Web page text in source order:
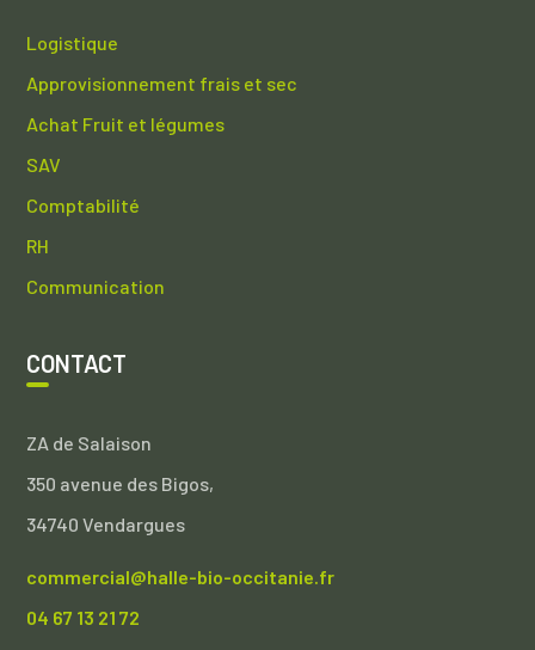
Logistique
Approvisionnement frais et sec
Achat Fruit et légumes
SAV
Comptabilité
RH
Communication
CONTACT
ZA de Salaison
350 avenue des Bigos,
34740 Vendargues
commercial@halle-bio-occitanie.fr
04 67 13 21 72